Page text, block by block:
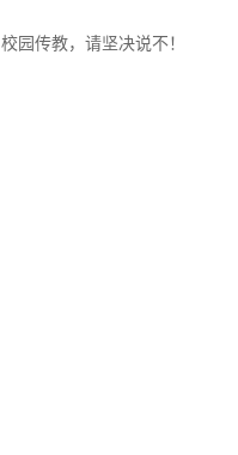
校园传教，请坚决说不！